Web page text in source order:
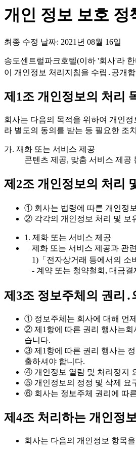
개인 정보 보호 정
최종 수정 날짜: 2021년 08월 16일
송도센트럴파크호텔(이하 '회사'라
이 개인정보 처리지침을 수립․공개
제1조 개인정보의 처리
회사는 다음의 목적을 위하여 개인
라 별도의 동의를 받는 등 필요한 조
가. 재화 또는 서비스 제공
콘텐츠 제공, 맞춤 서비스 제공
제2조 개인정보의 처리
① 회사는 법령에 따른 개인정
② 각각의 개인정보 처리 및 보
1. 제화 또는 서비스 제공
제화 또는 서비스 제공과 관
1)「전자상거래 등에서의 소
- 계약 또는 청약철회, 대금
제3조 정보주체의 권리․
① 정보주체는 회사에 대해 언
② 제1항에 따른 권리 행사는회
습니다.
③ 제1항에 따른 권리 행사는
출하셔야 합니다.
④ 개인정보 열람 및 처리정지
⑤ 개인정보의 정정 및 삭제 요
⑥ 회사는 정보주체 권리에 따
제4조 처리하는 개인정
회사는 다음의 개인정보 항목